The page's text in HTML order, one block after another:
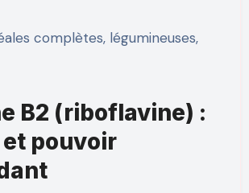
complètes, légumineuses,
B2 (riboflavine) :
pouvoir